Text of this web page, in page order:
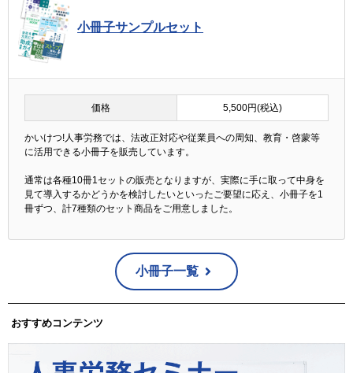
小冊子サンプルセット
価格 5,500円(税込)
かいけつ!人事労務では、法改正対応や従業員への周知、教育・啓蒙等
に活用できる小冊子を販売しています。
通常は各種10冊1セットの販売となりますが、実際に手に取って中身を
見て導入するかどうかを検討したいといったご要望に応え、小冊子を1
冊ずつ、計7種類のセット商品をご用意しました。
小冊子一覧
おすすめコンテンツ